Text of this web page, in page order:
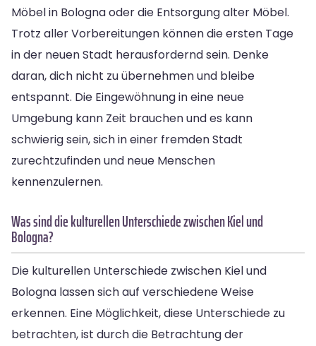
Möbel in Bologna oder die Entsorgung alter Möbel.
Trotz aller Vorbereitungen können die ersten Tage
in der neuen Stadt herausfordernd sein. Denke
daran, dich nicht zu übernehmen und bleibe
entspannt. Die Eingewöhnung in eine neue
Umgebung kann Zeit brauchen und es kann
schwierig sein, sich in einer fremden Stadt
zurechtzufinden und neue Menschen
kennenzulernen.
Was sind die kulturellen Unterschiede zwischen Kiel und
Bologna?
Die kulturellen Unterschiede zwischen Kiel und
Bologna lassen sich auf verschiedene Weise
erkennen. Eine Möglichkeit, diese Unterschiede zu
betrachten, ist durch die Betrachtung der